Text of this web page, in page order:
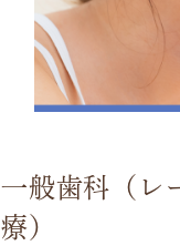
一般歯科（レ
療）